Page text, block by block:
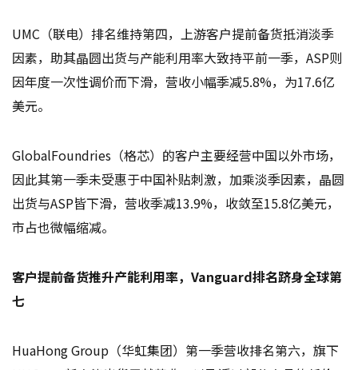
UMC（联电）排名维持第四，上游客户提前备货抵消淡季
因素，助其晶圆出货与产能利用率大致持平前一季，ASP则
因年度一次性调价而下滑，营收小幅季减5.8%，为17.6亿
美元。
GlobalFoundries（格芯）的客户主要经营中国以外市场，
因此其第一季未受惠于中国补贴刺激，加乘淡季因素，晶圆
出货与ASP皆下滑，营收季减13.9%，收敛至15.8亿美元，
市占也微幅缩减。
客户提前备货推升产能利用率，Vanguard排名跻身全球第
七
HuaHong Group（华虹集团）第一季营收排名第六，旗下